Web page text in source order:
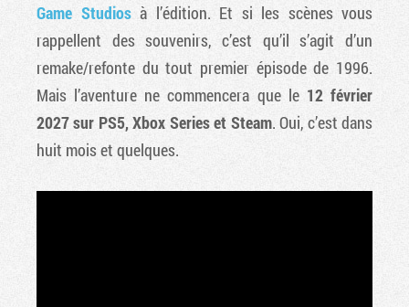
Game Studiosà l’édition. Et si les scènes vous
rappellent des souvenirs, c’est qu’il s’agit d’un
remake/refonte du tout premier épisode de 1996.
Mais l’aventure ne commencera que le 12 février
2027 sur PS5, Xbox Series et Steam. Oui, c’est dans
huit mois et quelques.